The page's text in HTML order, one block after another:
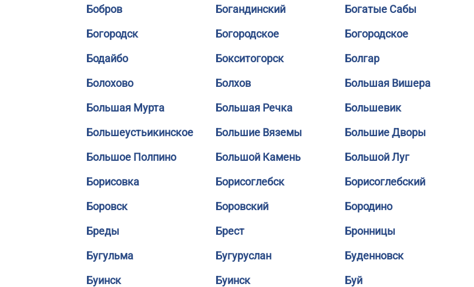
Бобров
Богандинский Богатые Сабы
Богородск
Богородское Богородское
Бодайбо
Бокситогорск Болгар
Болохово
Болхов Большая Вишера
Большая Мурта
Большая Речка Большевик
Большеустьикинское
Большие Вяземы Большие Дворы
Большое Полпино
Большой Камень Большой Луг
Борисовка
Борисоглебск Борисоглебский
Боровск
Боровский Бородино
Бреды
Брест Бронницы
Бугульма
Бугуруслан Буденновск
Буинск
Буинск Буй